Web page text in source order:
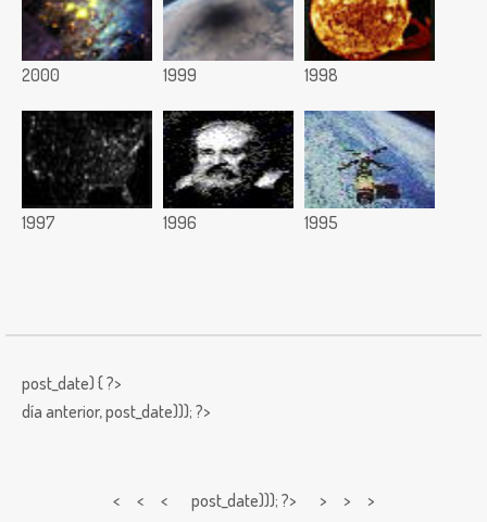
2000 1999 1998
1997 1996 1995
post_date) { ?>
día anterior,post_date))); ?>
< < < post_date))); ?> > > >